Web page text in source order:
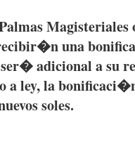
Magisteriales
una
ser�adicional asu
aley, la
soles.